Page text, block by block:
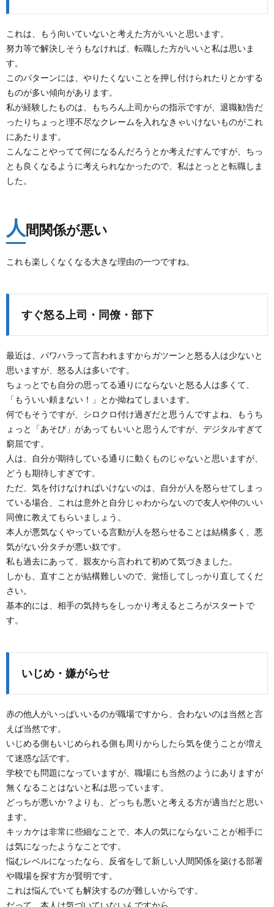
これは、もう向いていないと考えた方がいいと思います。
努力等で解決しそうもなければ、転職した方がいいと私は思いま
す。
このパターンには、やりたくないことを押し付けられたりとかする
ものが多い傾向があります。
私が経験したものは、もちろん上司からの指示ですが、退職勧告だ
ったりちょっと理不尽なクレームを入れなきゃいけないものがこれ
にあたります。
こんなことやってて何になるんだろうとか考えだすんですが、ちっ
とも良くなるように考えられなかったので、私はとっとと転職しま
した。
人 間関係が悪い
これも楽しくなくなる大きな理由の一つですね。
すぐ怒る上司・同僚・部下
最近は、パワハラって言われますからガツーンと怒る人は少ないと
思いますが、怒る人は多いです。
ちょっとでも自分の思ってる通りにならないと怒る人は多くて、
「もういい頼まない！」とか拗ねてしまいます。
何でもそうですが、シロクロ付け過ぎだと思うんですよね、もうち
ょっと「あそび」があってもいいと思うんですが、デジタルすぎて
窮屈です。
人は、自分が期待している通りに動くものじゃないと思いますが、
どうも期待しすぎです。
ただ、気を付けなければいけないのは、自分が人を怒らせてしまっ
ている場合、これは意外と自分じゃわからないので友人や仲のいい
同僚に教えてもらいましょう。
本人が悪気なくやっている言動が人を怒らせることは結構多く、悪
気がない分タチが悪い奴です。
私も過去にあって、親友から言われて初めて気づきました。
しかも、直すことが結構難しいので、覚悟してしっかり直してくだ
さい。
基本的には、相手の気持ちをしっかり考えるところがスタートで
す。
いじめ・嫌がらせ
赤の他人がいっぱいいるのが職場ですから、合わないのは当然と言
えば当然です。
いじめる側もいじめられる側も周りからしたら気を使うことが増え
て迷惑な話です。
学校でも問題になっていますが、職場にも当然のようにありますが
無くなることはないと私は思っています。
どっちが悪いか？よりも、どっちも悪いと考える方が適当だと思い
ます。
キッカケは非常に些細なことで、本人の気にならないことが相手に
は気になったようなことです。
悩むレベルになったなら、反省をして新しい人間関係を築ける部署
や職場を探す方が賢明です。
これは悩んでいても解決するのが難しいからです。
だって、本人は気づいていないんですから。